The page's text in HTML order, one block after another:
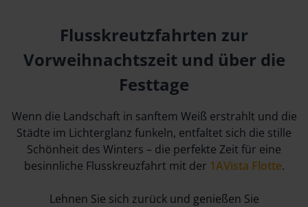
Flusskreutzfahrten zur
Vorweihnachtszeit und über die
Festtage
Wenn die Landschaft in sanftem Weiß erstrahlt und die
Städte im Lichterglanz funkeln, entfaltet sich die stille
Schönheit des Winters – die perfekte Zeit für eine
besinnliche Flusskreuzfahrt mit der 1AVista Flotte.
Lehnen Sie sich zurück und genießen Sie